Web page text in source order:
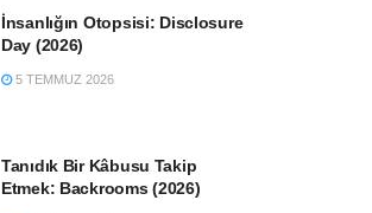
İnsanlığın Otopsisi: Disclosure
Day (2026)
5 TEMMUZ 2026
Tanıdık Bir Kâbusu Takip
Etmek: Backrooms (2026)